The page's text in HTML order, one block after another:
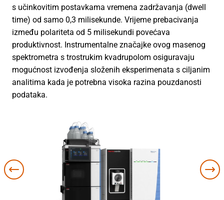
s učinkovitim postavkama vremena zadržavanja (dwell
time) od samo 0,3 milisekunde. Vrijeme prebacivanja
između polariteta od 5 milisekundi povećava
produktivnost. Instrumentalne značajke ovog masenog
spektrometra s trostrukim kvadrupolom osiguravaju
mogućnost izvođenja složenih eksperimenata s ciljanim
analitima kada je potrebna visoka razina pouzdanosti
podataka.